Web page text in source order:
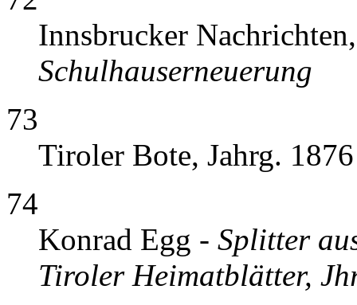
Innsbrucker
Schulhauserneuerung
73
Tiroler Bote, Jahrg.
74
Konrad Egg - Splitter
Tiroler Heimatblätter,